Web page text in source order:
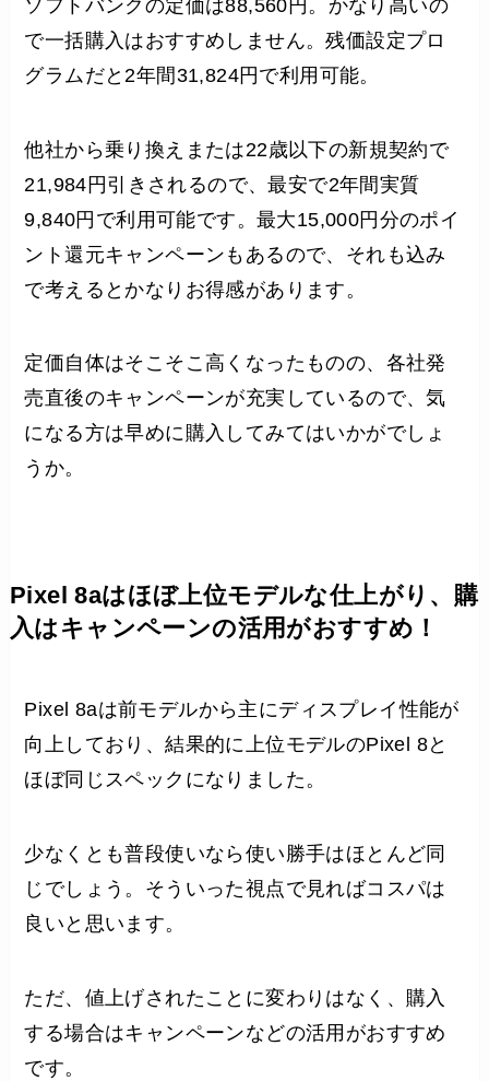
ソフトバンクの定価は88,560円。かなり高いの
で一括購入はおすすめしません。残価設定プロ
グラムだと2年間31,824円で利用可能。
他社から乗り換えまたは22歳以下の新規契約で
21,984円引きされるので、最安で2年間実質
9,840円で利用可能です。最大15,000円分のポイ
ント還元キャンペーンもあるので、それも込み
で考えるとかなりお得感があります。
定価自体はそこそこ高くなったものの、各社発
売直後のキャンペーンが充実しているので、気
になる方は早めに購入してみてはいかがでしょ
うか。
Pixel 8aはほぼ上位モデルな仕上がり、購
入はキャンペーンの活用がおすすめ！
Pixel 8aは前モデルから主にディスプレイ性能が
向上しており、結果的に上位モデルのPixel 8と
ほぼ同じスペックになりました。
少なくとも普段使いなら使い勝手はほとんど同
じでしょう。そういった視点で見ればコスパは
良いと思います。
ただ、値上げされたことに変わりはなく、購入
する場合はキャンペーンなどの活用がおすすめ
です。